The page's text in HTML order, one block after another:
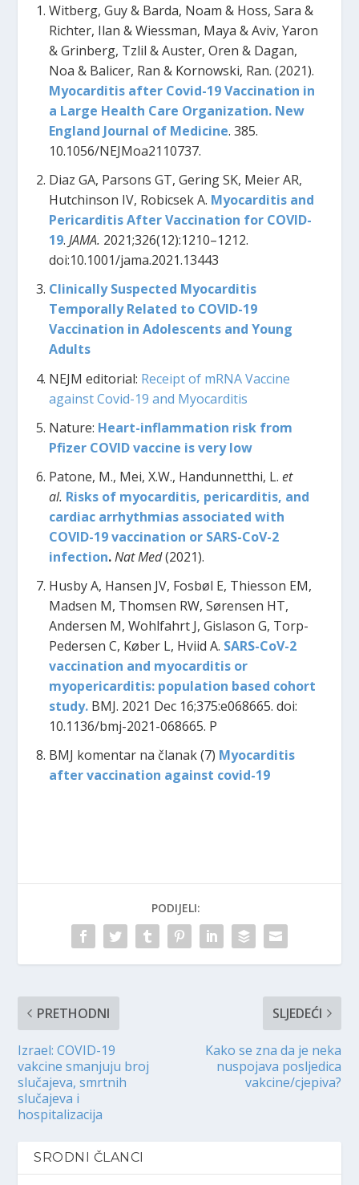
Witberg, Guy & Barda, Noam & Hoss, Sara &
Richter, Ilan & Wiessman, Maya & Aviv, Yaron
& Grinberg, Tzlil & Auster, Oren & Dagan,
Noa & Balicer, Ran & Kornowski, Ran. (2021).
Myocarditis after Covid-19 Vaccination in
a Large Health Care Organization. New
England Journal of Medicine. 385.
10.1056/NEJMoa2110737.
Diaz GA, Parsons GT, Gering SK, Meier AR,
Hutchinson IV, Robicsek A. Myocarditis and
Pericarditis After Vaccination for COVID-
19. JAMA. 2021;326(12):1210–1212.
doi:10.1001/jama.2021.13443
Clinically Suspected Myocarditis
Temporally Related to COVID-19
Vaccination in Adolescents and Young
Adults
NEJM editorial: Receipt of mRNA Vaccine
against Covid-19 and Myocarditis
Nature: Heart-inflammation risk from
Pfizer COVID vaccine is very low
Patone, M., Mei, X.W., Handunnetthi, L. et
al. Risks of myocarditis, pericarditis, and
cardiac arrhythmias associated with
COVID-19 vaccination or SARS-CoV-2
infection.Nat Med(2021).
Husby A, Hansen JV, Fosbøl E, Thiesson EM,
Madsen M, Thomsen RW, Sørensen HT,
Andersen M, Wohlfahrt J, Gislason G, Torp-
Pedersen C, Køber L, Hviid A. SARS-CoV-2
vaccination and myocarditis or
myopericarditis: population based cohort
study.BMJ. 2021 Dec 16;375:e068665. doi:
10.1136/bmj-2021-068665. P
BMJ komentar na članak (7) Myocarditis
after vaccination against covid-19
PODIJELI:
PRETHODNI
Izrael: COVID-19
vakcine smanjuju broj
slučajeva, smrtnih
slučajeva i
hospitalizacija
SLJEDEĆI
Kako se zna da je neka
nuspojava posljedica
vakcine/cjepiva?
SRODNI ČLANCI